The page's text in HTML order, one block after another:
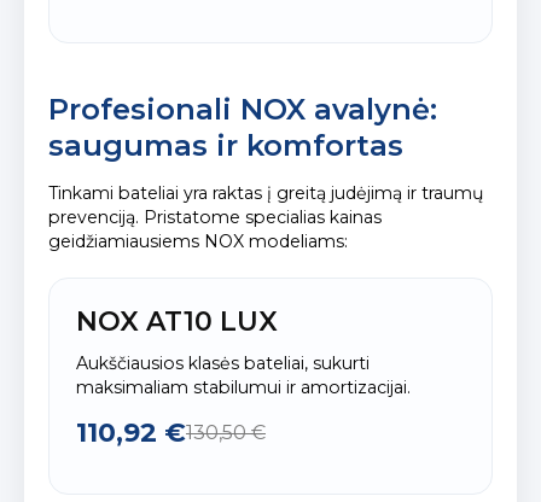
Profesionali NOX avalynė:
saugumas ir komfortas
Tinkami bateliai yra raktas į greitą judėjimą ir traumų
prevenciją. Pristatome specialias kainas
geidžiamiausiems NOX modeliams:
NOX AT10 LUX
Aukščiausios klasės bateliai, sukurti
maksimaliam stabilumui ir amortizacijai.
110,92 €130,50 €